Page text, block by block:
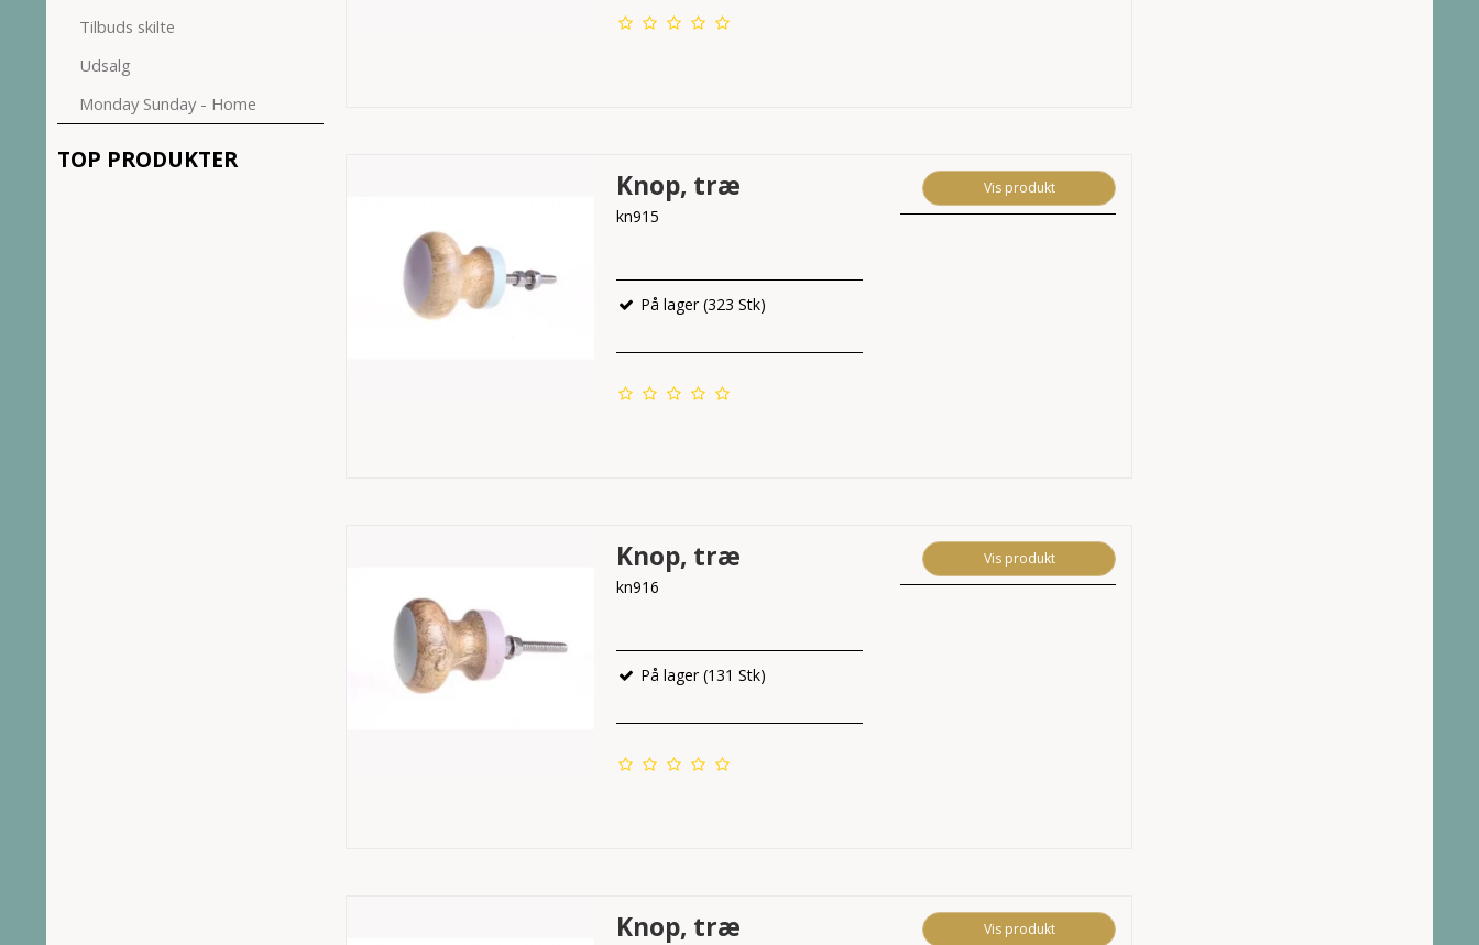
Tilbuds skilte
Udsalg
Monday Sunday - Home
TOP PRODUKTER
Knop, træ
kn915
På lager (323 Stk)
Vis produkt
Knop, træ
kn916
På lager (131 Stk)
Vis produkt
Knop, træ Vis produkt